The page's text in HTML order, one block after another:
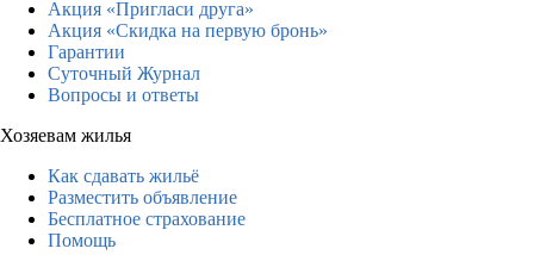
Акция «Пригласи друга»
Акция «Скидка на первую бронь»
Гарантии
Суточный Журнал
Вопросы и ответы
Хозяевам жилья
Как сдавать жильё
Разместить объявление
Бесплатное страхование
Помощь